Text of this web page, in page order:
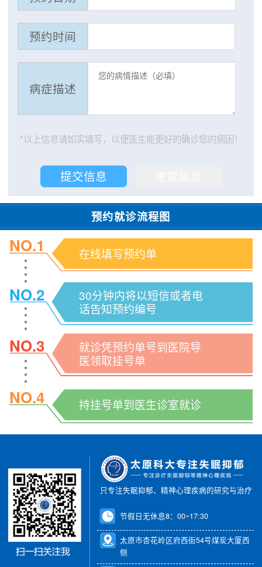
预约时间
病症描述
*以上信息请如实填写，以便医生能更好的确诊您的病因！
预约就诊流程图
NO.1 在线填写预约单
NO.2
30分钟内将以短信或者电
话告知预约编号
NO.3
就诊凭预约单号到医院导
医领取挂号单
NO.4 持挂号单到医生诊室就诊
只专注失眠抑郁、精神心理疾病的研究与治疗
节假日无休息8：00~17:30
太原市杏花岭区府西街54号煤炭大厦西
侧